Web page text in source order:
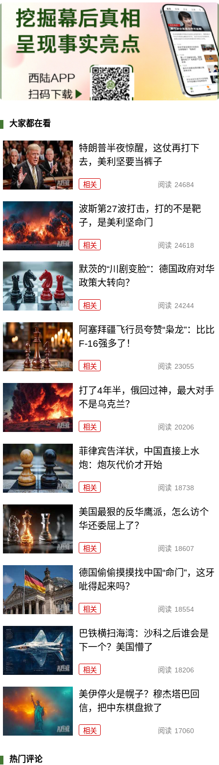
大家都在看
特朗普半夜惊醒，这仗再打下
去，美利坚要当裤子
相关 阅读 24684
波斯第27波打击，打的不是靶
子，是美利坚命门
相关 阅读 24618
默茨的“川剧变脸”：德国政府对华
政策大转向？
相关 阅读 24244
阿塞拜疆飞行员夸赞“枭龙”：比比
F-16强多了！
相关 阅读 23055
打了4年半，俄回过神，最大对手
不是乌克兰？
相关 阅读 20206
菲律宾告洋状，中国直接上水
炮：炮灰代价才开始
相关 阅读 18738
美国最狠的反华鹰派，怎么访个
华还委屈上了？
相关 阅读 18607
德国偷偷摸摸找中国“命门”，这牙
呲得起来吗？
相关 阅读 18554
巴铁横扫海湾：沙科之后谁会是
下一个？美国懵了
相关 阅读 18206
美伊停火是幌子？穆杰塔巴回
信，把中东棋盘掀了
相关 阅读 17060
热门评论